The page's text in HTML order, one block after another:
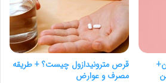
قرص مترونیدازول چیست؟ + طریقه
مصرف و عوارض